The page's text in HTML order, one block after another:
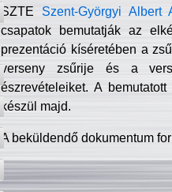
SZTE Szent-Györgyi Albert
csapatok bemutatják az
prezentáció kíséretében a
verseny zsűrije és a
észrevételeiket. A
készül majd.
A beküldendő dokumentum